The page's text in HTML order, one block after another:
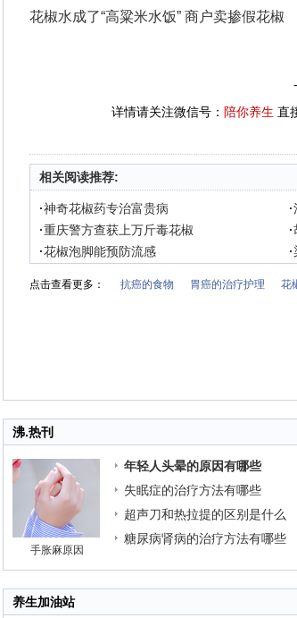
花椒水成了“高粱米水饭” 商户卖掺假花椒
详情请关注微信号： 陪你养生 直
相关阅读推荐:
·神奇花椒药专治富贵病 ·
·重庆警方查获上万斤毒花椒 ·
·花椒泡脚能预防流感 ·
点击查看更多： 抗癌的食物 胃癌的治疗护理 花
沸.热刊
手胀麻原因
年轻人头晕的原因有哪些
失眠症的治疗方法有哪些
超声刀和热拉提的区别是什么
糖尿病肾病的治疗方法有哪些
养生加油站